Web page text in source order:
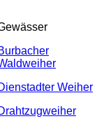
Weiher